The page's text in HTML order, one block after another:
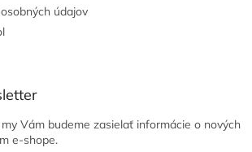
údajov
Vám budeme zasielať informácie o nových
e-shope.